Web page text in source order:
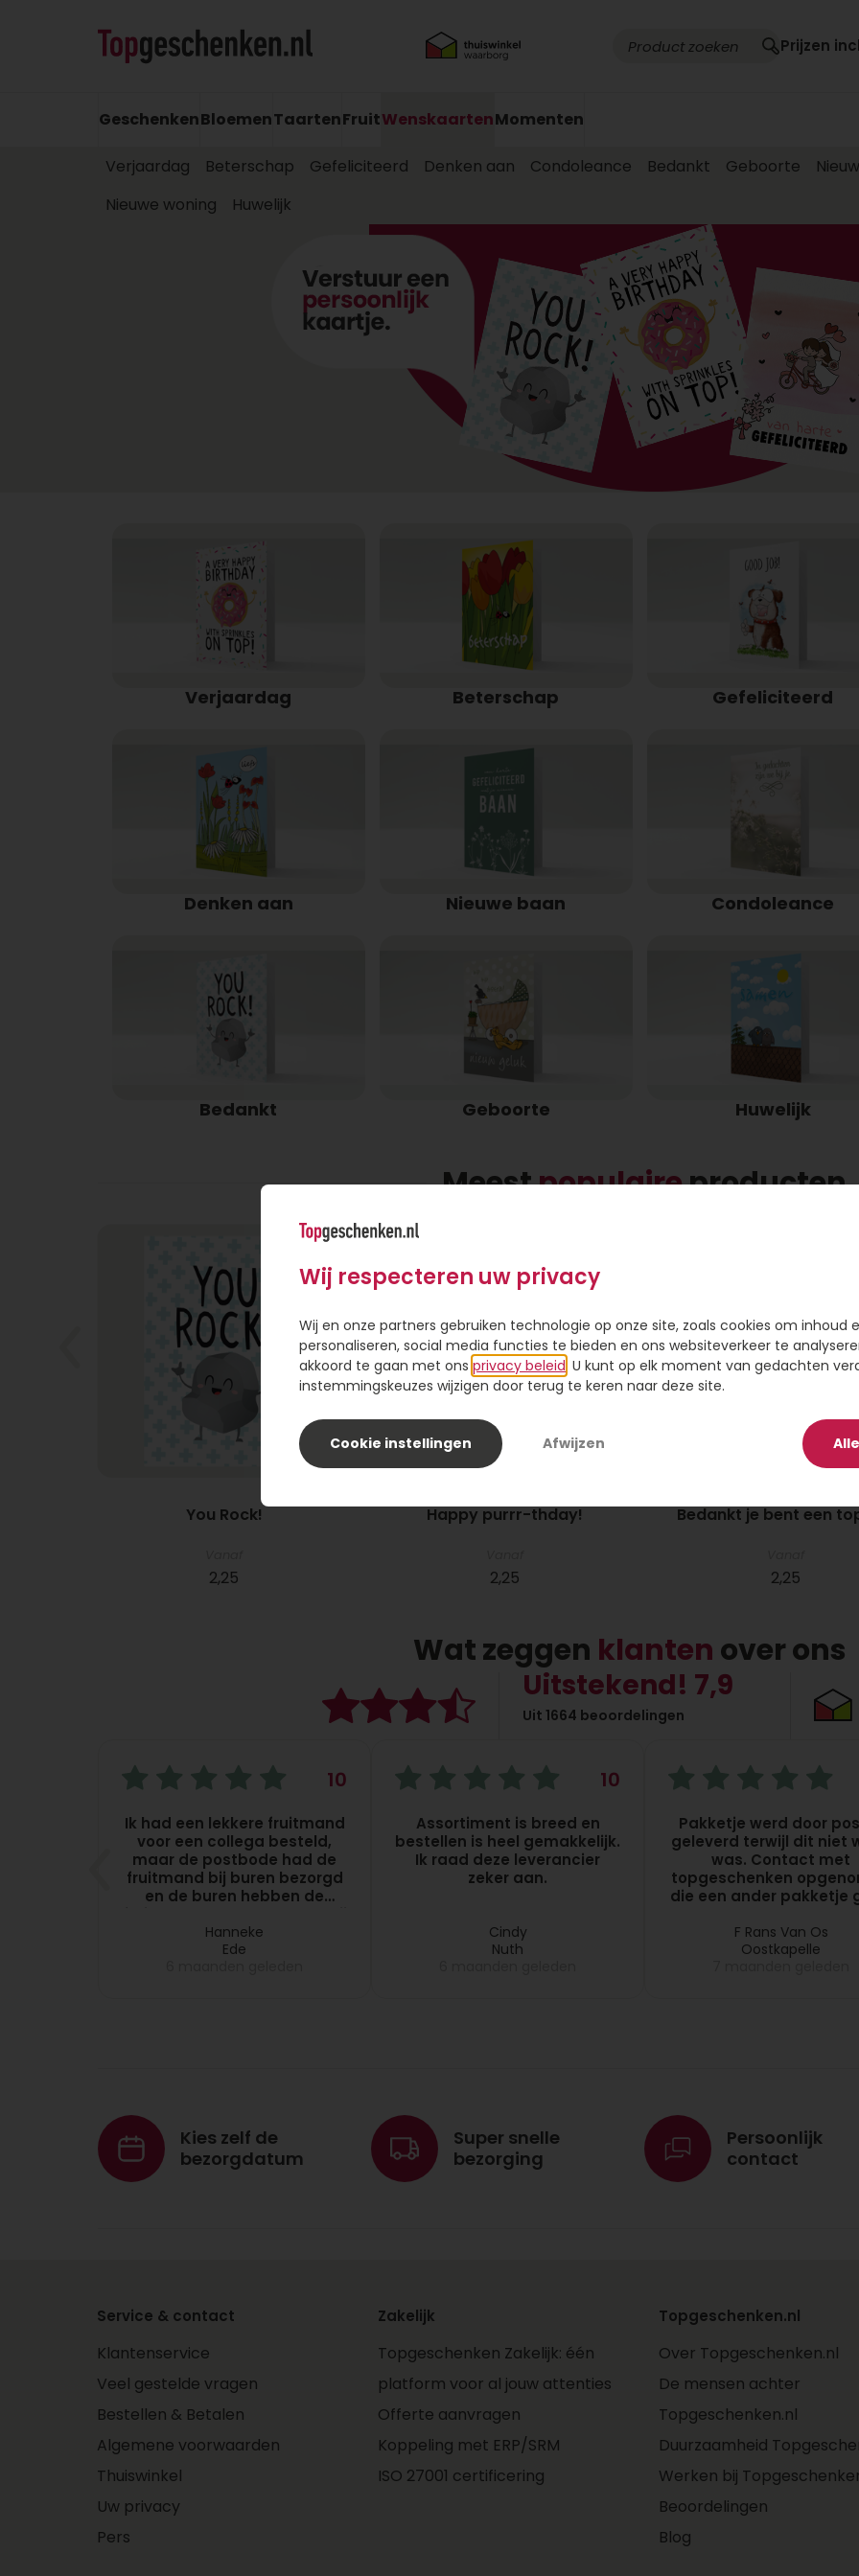
Prijzen
GeschenkenBloemenTaartenFruitWenskaartenMomenten
Verjaardag Beterschap Gefeliciteerd Denken aan Condoleance Bedankt Geboorte
Nieuwe woning
Huwelijk
Verjaardag Beterschap Gefeliciteerd
Denken aan Nieuwe baan Condoleance
Bedankt Geboorte Huwelijk
Meestpopulaireproducten
You Rock!
2,25
Happy purrr-thday!
2,25
Bedankt je bent een
2,25
Wat zeggen klanten over ons
Uitstekend! 7,9
Uit 1664 beoordelingen
10
Ik had een lekkere fruitmand
voor een collega besteld,
maar de postbode had de
fruitmand bij buren bezorgd
en de buren hebben de
mijn collega gebracht, dus
dat melde ik bij
Hanneke
Ede
10
Assortiment is breed en
bestellen is heel gemakkelijk.
Ik raad deze leverancier
zeker aan.
Cindy
Nuth
Pakketje werd door
geleverd terwijl dit niet
was. Contact met
topgeschenken
die een ander pakketje
F Rans Van Os
Oostkapelle
Kies zelf de
bezorgdatum
Super snelle
bezorging
Persoonlijk
contact
Service & contact
Klantenservice
Veel gestelde vragen
Bestellen & Betalen
Algemene voorwaarden
Thuiswinkel
Uw privacy
Pers
Zakelijk
Topgeschenken Zakelijk: één
platform voor al jouw attenties
Offerte aanvragen
Koppeling met ERP/SRM
ISO 27001 certificering
Topgeschenken.nl
Over Topgeschenken.nl
De mensen achter
Topgeschenken.nl
Duurzaamheid
Werken bij
Beoordelingen
Blog
Wij respecteren uw privacy
Wij en onze partners gebruiken technologie op onze site, zoals cookies om inhoud
personaliseren, social media functies te bieden en ons websiteverkeer te
akkoord te gaan met ons privacy beleid . U kunt op elk moment van gedachten
instemmingskeuzes wijzigen door terug te keren naar deze site.
Cookie instellingen Afwijzen